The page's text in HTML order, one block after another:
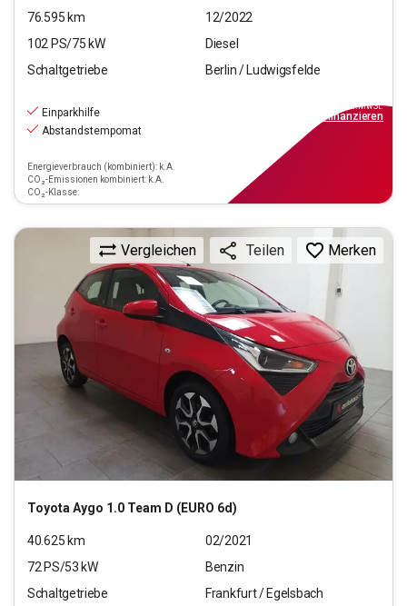
76.595 km
12/2022
102 PS/75 kW
Diesel
Schaltgetriebe
Berlin / Ludwigsfelde
Einparkhilfe
Abstandstempomat
Energieverbrauch (kombiniert): k.A.
CO₂-Emissionen kombiniert: k.A.
CO₂-Klasse:
inkl.MwSt.
finanzieren
Toyota Aygo 1.0 Team D (EURO 6d)
Vergleichen Teilen Merken
40.625 km
02/2021
72 PS/53 kW
Benzin
Schaltgetriebe
Frankfurt / Egelsbach